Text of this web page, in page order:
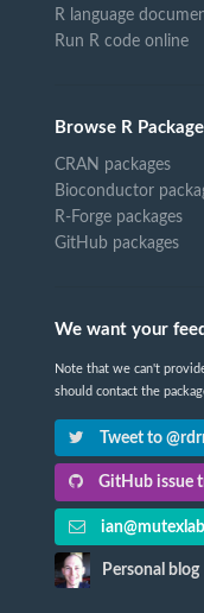
R language
Run R code online
Browse R
CRAN packages
Bioconductor
R-Forge packages
GitHub packages
We want your
Note that we can't
should contact the
Tweet to
GitHub issue
Personal blog